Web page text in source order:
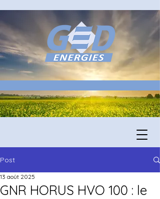
Post
GNR HORUS HVO 100 : le
13 août 2025